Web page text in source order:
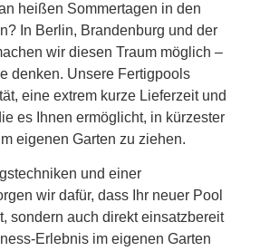
heißen Sommertagen in den
In Berlin, Brandenburg und der
wir diesen Traum möglich –
denken. Unsere Fertigpools
eine extrem kurze Lieferzeit und
es Ihnen ermöglicht, in kürzester
eigenen Garten zu ziehen.
und einer
wir dafür, dass Ihr neuer Pool
sondern auch direkt einsatzbereit
Erlebnis im eigenen Garten